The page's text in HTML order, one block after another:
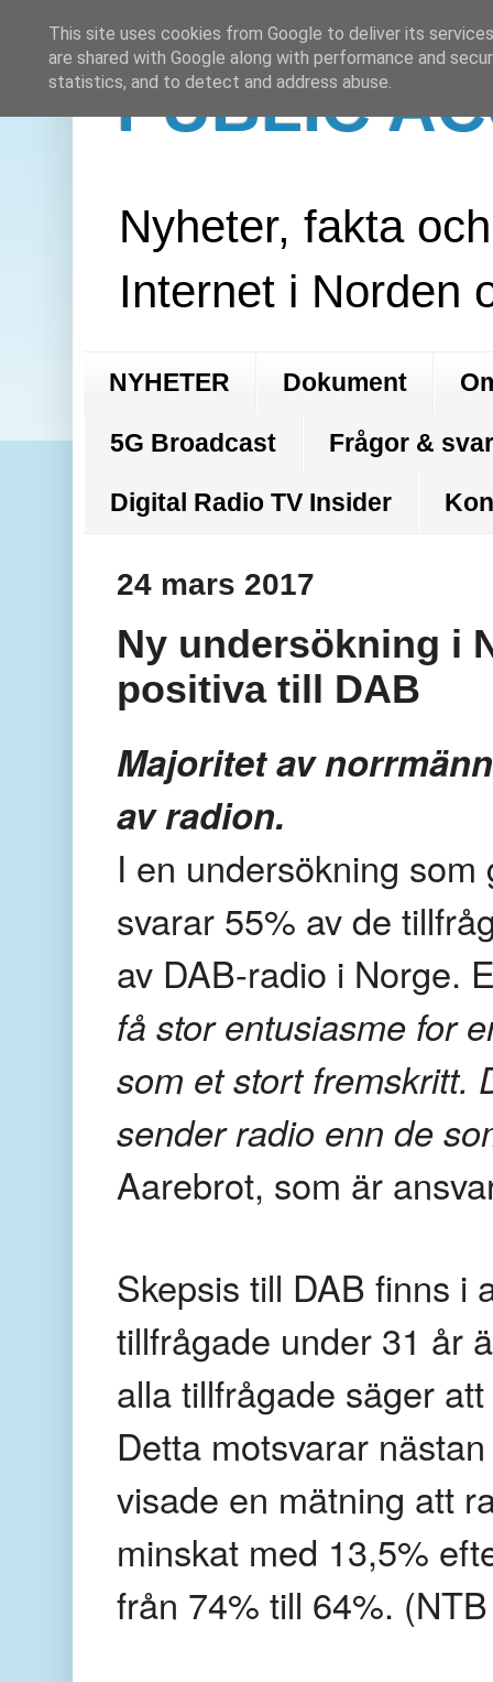
PUBLIC
Nyheter, fakta
Internet i Norden
NYHETER Dokument
5G Broadcast Frågor &
Digital Radio TV Insider
24 mars 2017
Ny undersökning i
positiva till DAB
Majoritet av
av radion.
I en undersökning
svarar 55% av de
av DAB-radio i Norge.
få stor entusiasme for
som et stort fremskritt.
sender radio enn de
Aarebrot, som är
Skepsis till DAB finns i
tillfrågade under 31 år
alla tillfrågade säger
Detta motsvarar
visade en mätning att
minskat med 13,5%
från 74% till 64%.
This site uses cookies from Google to deliver its
are shared with Google along with performance and
statistics, and to detect and address abuse.